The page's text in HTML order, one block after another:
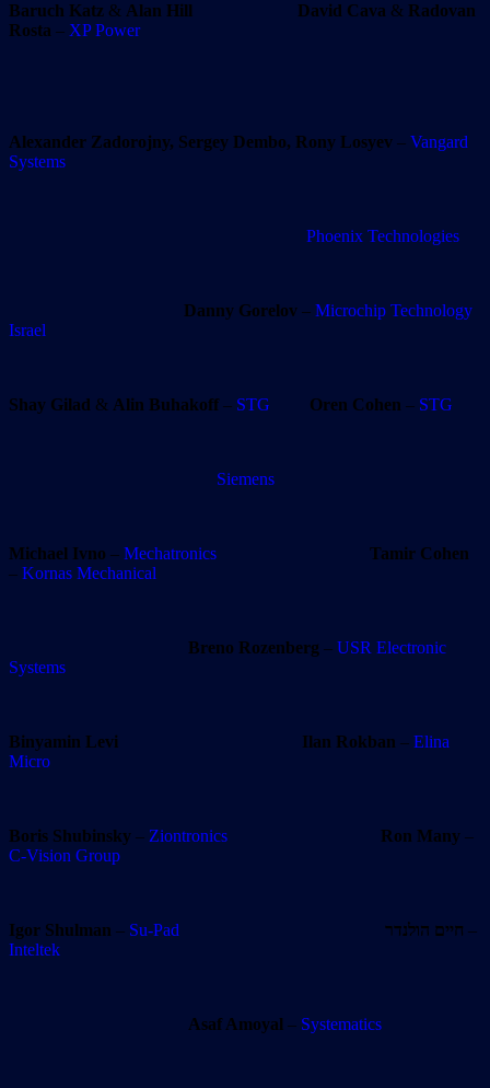
Baruch Katz & Alan Hill David Cava & Radovan
Rosta – XP Power
Alexander Zadorojny, Sergey Dembo, Rony Losyev – Vangard
Systems
Phoenix Technologies
Danny Gorelov – Microchip Technology
Israel
Shay Gilad & Alin Buhakoff – STG Oren Cohen – STG
Siemens
Michael Ivno – Mechatronics
Tamir Cohen
– Kornas Mechanical
Breno Rozenberg – USR Electronic
Systems
Binyamin Levi Ilan Rokban – Elina
Micro
Boris Shubinsky – Ziontronics Ron Many –
C-Vision Group
Igor Shulman – Su-Pad חיים הולנדר –
Inteltek
Asaf Amoyal – Systematics